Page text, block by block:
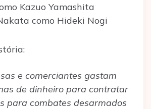
Kazuo Yamashita
como Hideki Nogi
e comerciantes gastam
de dinheiro para contratar
para combates desarmados